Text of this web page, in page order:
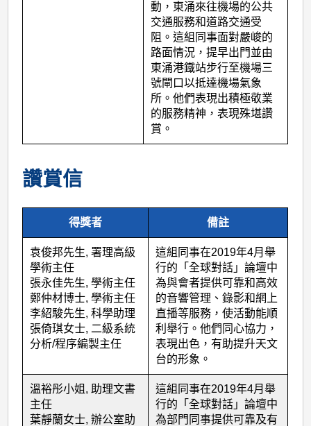
動，東涌來往機場的公共
交通服務和道路交通受
阻。這組同事面對嚴峻的
路面情況，提早出門並由
東涌港鐡站步行至機場三
號閘口以抵達機場氣象
所。他們表現出積極敬業
的服務精神，表現殊堪讚
賞。
讚賞信
得獎者 備註
袁俊邦先生, 署理高級
學術主任
張永佳先生, 學術主任
鄭仲材博士, 學術主任
李紹駿先生, 科學助理
張倚琪女士, 二級系統
分析/程序編製主任
這組同事在2019年4月舉
行的「全球對話」論壇中
為與會者提供可靠和高效
的音響管理、錄影和網上
直播等服務，使活動能順
利舉行。他們同心協力，
表現出色，有助提升天文
台的形象。
溫裕彤小姐, 助理文書
主任
葉靜蘭女士, 辦公室助
這組同事在2019年4月舉
行的「全球對話」論壇中
為部門同事提供可靠及有